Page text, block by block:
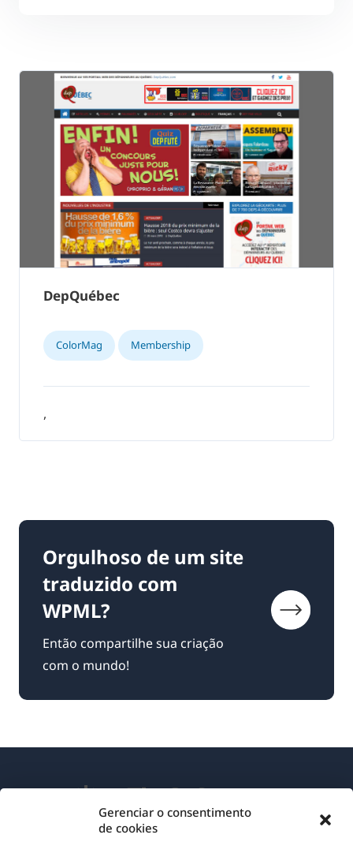
Gerenciar o consentimento
de cookies
DepQuébec
ColorMag Membership
,
Orgulhoso de um site
traduzido com
WPML?
Então compartilhe sua criação
com o mundo!